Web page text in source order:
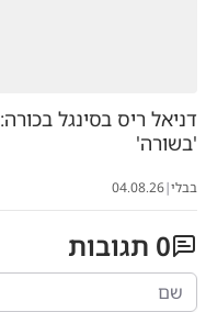
דניאל ריס בסינגל בכורה:
'בשורה'
בבלי|
04.08.26
0 תגובות